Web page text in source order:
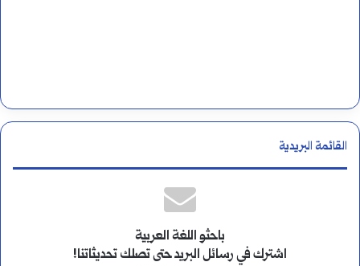
القائمة البريدية
باحثو اللغة العربية
اشترك في رسائل البريد حتى تصلك تحديثاتنا!